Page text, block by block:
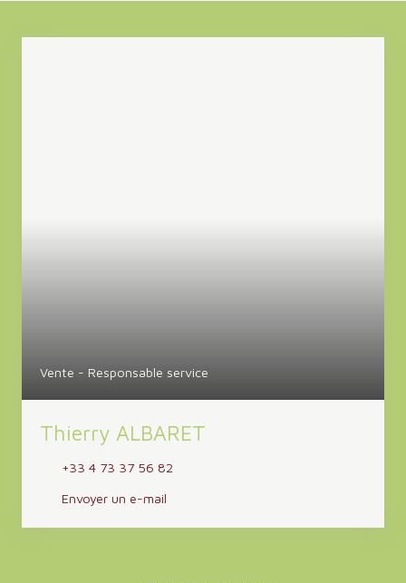
Vente - Responsable service
Thierry ALBARET
+33 4 73 37 56 82
Envoyer un e-mail